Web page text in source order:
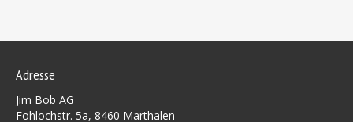
Adresse
Jim Bob AG
Fohlochstr. 5a, 8460 Marthalen